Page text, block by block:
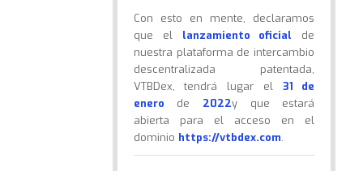
Con esto en mente, declaramos
que el lanzamiento oficial de
nuestra plataforma de intercambio
descentralizada patentada,
VTBDex, tendrá lugar el 31 de
enero de 2022y que estará
abierta para el acceso en el
dominio https://vtbdex.com.